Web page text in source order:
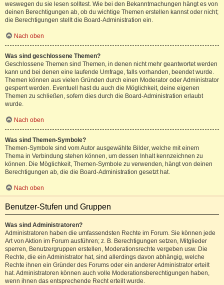
weswegen du sie lesen solltest. Wie bei den Bekanntmachungen hängt es von
deinen Berechtigungen ab, ob du wichtige Themen erstellen kannst oder nicht;
die Berechtigungen stellt die Board-Administration ein.
Nach oben
Was sind geschlossene Themen?
Geschlossene Themen sind Themen, in denen nicht mehr geantwortet werden
kann und bei denen eine laufende Umfrage, falls vorhanden, beendet wurde.
Themen können aus vielen Gründen durch einen Moderator oder Administrator
gesperrt werden. Eventuell hast du auch die Möglichkeit, deine eigenen
Themen zu schließen, sofern dies durch die Board-Administration erlaubt
wurde.
Nach oben
Was sind Themen-Symbole?
Themen-Symbole sind vom Autor ausgewählte Bilder, welche mit einem
Thema in Verbindung stehen können, um dessen Inhalt kennzeichnen zu
können. Die Möglichkeit, Themen-Symbole zu verwenden, hängt von deinen
Berechtigungen ab, die die Board-Administration gesetzt hat.
Nach oben
Benutzer-Stufen und Gruppen
Was sind Administratoren?
Administratoren haben die umfassendsten Rechte im Forum. Sie können jede
Art von Aktion im Forum ausführen; z. B. Berechtigungen setzen, Mitglieder
sperren, Benutzergruppen erstellen, Moderationsrechte vergeben usw. Die
Rechte, die ein Administrator hat, sind allerdings davon abhängig, welche
Rechte ihnen ein Gründer des Forums oder ein anderer Administrator erteilt
hat. Administratoren können auch volle Moderationsberechtigungen haben,
wenn ihnen das entsprechende Recht erteilt wurde.